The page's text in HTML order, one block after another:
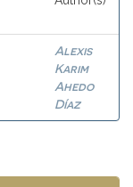
Alexis
Karim
Ahedo
Díaz